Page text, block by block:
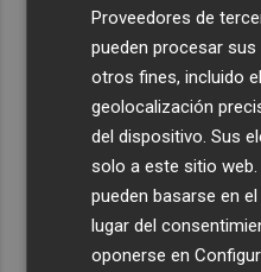
Proveedores de
pueden procesar
otros fines, incluido
geolocalización
del dispositivo. Sus
solo a este sitio
pueden basarse en
lugar del
oponerse en